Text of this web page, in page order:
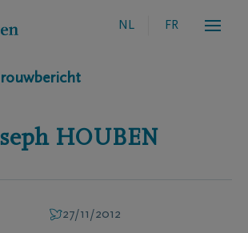
NL FR
HOUBEN
27/11/2012